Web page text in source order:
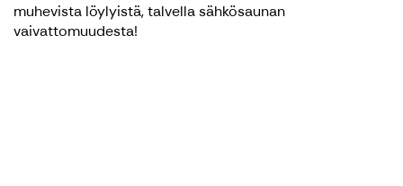
muhevista löylyistä, talvella sähkösaunan
vaivattomuudesta!